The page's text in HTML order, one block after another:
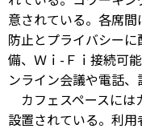
意されている。各席
防止とプライバシー
備、Ｗｉ-Ｆｉ接続可
ンライン会議や電話、
カフェスペースには
設置されている。利